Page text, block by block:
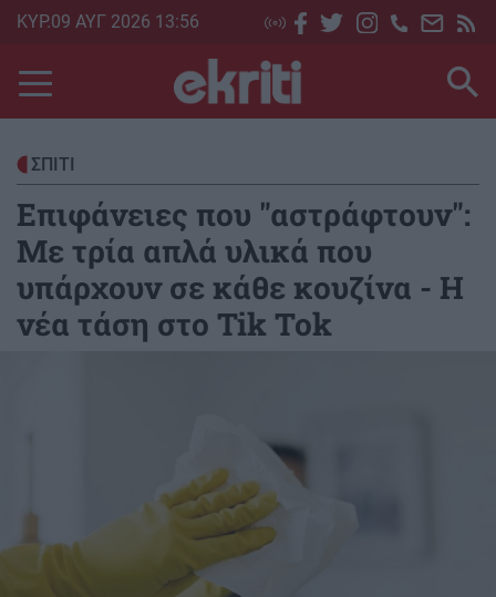
Skip
main
content
ΚΥΡ.09 ΑΥΓ 2026 13:56
ΣΠΙΤΙ
Επιφάνειες που "αστράφτουν":
Με τρία απλά υλικά που
υπάρχουν σε κάθε κουζίνα - Η
νέα τάση στο Tik Tok